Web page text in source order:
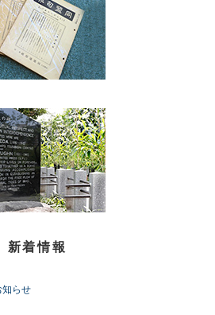
新着情報
知らせ